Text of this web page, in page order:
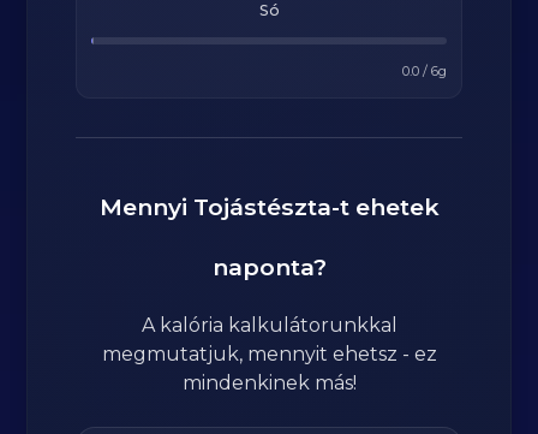
Só
0.0/ 6g
Mennyi Tojástészta-t ehetek
naponta?
A kalória kalkulátorunkkal
megmutatjuk, mennyit ehetsz - ez
mindenkinek más!